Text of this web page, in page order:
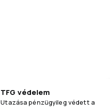
TFG védelem
Utazása pénzügyileg védett a